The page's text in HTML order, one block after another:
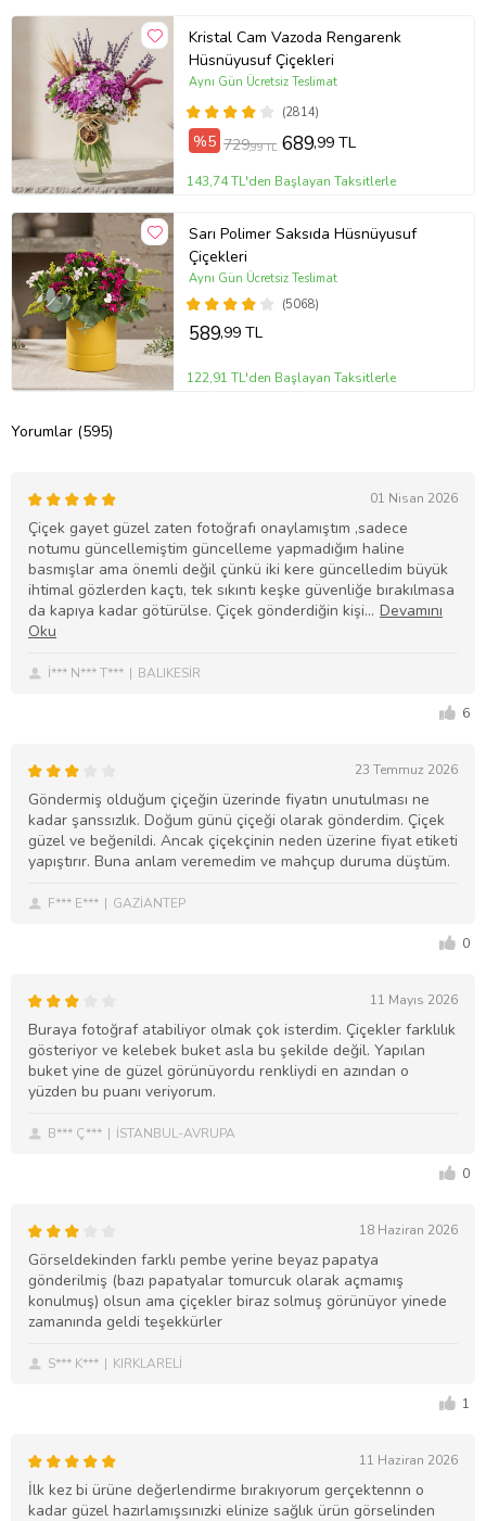
Kristal Cam Vazoda Rengarenk
Hüsnüyusuf Çiçekleri
(2814)
Aynı Gün Ücretsiz Teslimat
%5 729,99 TL 689,99 TL
143,74 TL'den Başlayan Taksitlerle
Sarı Polimer Saksıda Hüsnüyusuf
Çiçekleri
(5068)
Aynı Gün Ücretsiz Teslimat
589,99 TL
122,91 TL'den Başlayan Taksitlerle
Yorumlar (595)
01 Nisan 2026
Çiçek gayet güzel zaten fotoğrafı onaylamıştım ,sadece
notumu güncellemiştim güncelleme yapmadığım haline
basmışlar ama önemli değil çünkü iki kere güncelledim büyük
ihtimal gözlerden kaçtı, tek sıkıntı keşke güvenliğe bırakılmasa
da kapıya kadar götürülse. Çiçek gönderdiğin kişi
İ*** N*** T*** BALIKESİR
6
23 Temmuz 2026
Göndermiş olduğum çiçeğin üzerinde fiyatın unutulması ne
kadar şanssızlık. Doğum günü çiçeği olarak gönderdim. Çiçek
güzel ve beğenildi. Ancak çiçekçinin neden üzerine fiyat etiketi
yapıştırır. Buna anlam veremedim ve mahçup duruma düştüm.
F*** E*** GAZİANTEP
0
11 Mayıs 2026
Buraya fotoğraf atabiliyor olmak çok isterdim. Çiçekler farklılık
gösteriyor ve kelebek buket asla bu şekilde değil. Yapılan
buket yine de güzel görünüyordu renkliydi en azından o
yüzden bu puanı veriyorum.
B*** Ç*** İSTANBUL-AVRUPA
0
18 Haziran 2026
Görseldekinden farklı pembe yerine beyaz papatya
gönderilmiş (bazı papatyalar tomurcuk olarak açmamış
konulmuş) olsun ama çiçekler biraz solmuş görünüyor yinede
zamanında geldi teşekkürler
S*** K*** KIRKLARELİ
1
11 Haziran 2026
İlk kez bi ürüne değerlendirme bırakıyorum gerçektennn o
kadar güzel hazırlamışsınızki elinize sağlık ürün görselinden